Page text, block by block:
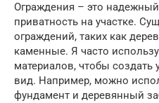
Ограждения – это
приватность на участке.
ограждений, таких как
каменные. Я часто
материалов, чтобы
вид. Например, можно
фундамент и деревянный